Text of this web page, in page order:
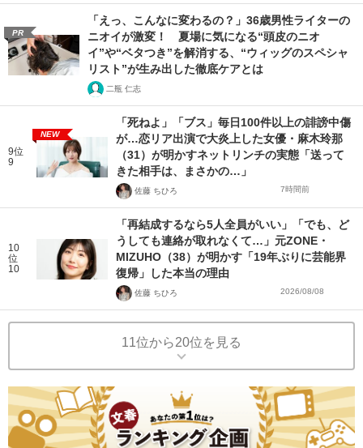
PR
「えっ、こんなに変わるの？」36歳男性ライターの
ニオイが激変！ 夏場に気になる“頭皮のニオ
イ”や“ベタつき”を解消する、“ウィッグのスペシャ
リスト”が生み出した徹底ケアとは
二瓶 仁志
9位
9
NEW
「死ねよ」「ブス」毎日100件以上の誹謗中傷
が…恋リア出演で大炎上した女優・麻木玲那
（31）が明かすネットリンチの実態「送って
きた相手は、まさかの…」
佐藤 ちひろ 7時間前
10
位
10
「再結成するなら5人全員がいい」「でも、ど
うしても連絡が取れなくて…」元ZONE・
MIZUHO（38）が明かす「19年ぶりに芸能界
復帰」した本当の理由
佐藤 ちひろ 2026/08/08
11位から20位を見る